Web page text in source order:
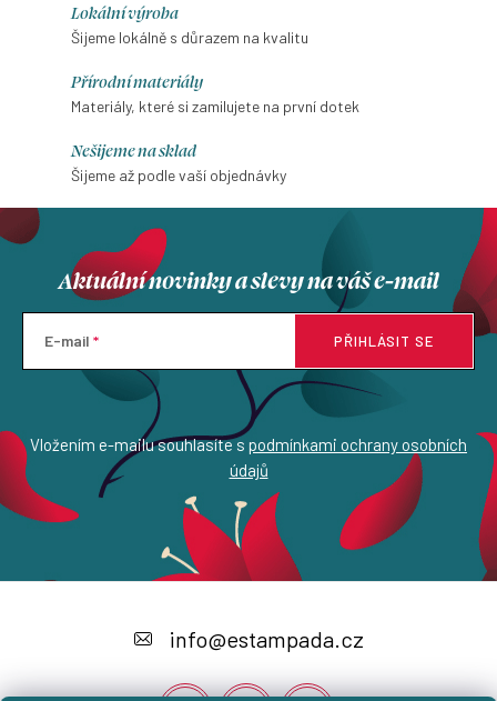
Lokální výroba
Šijeme lokálně s důrazem na kvalitu
Přírodní materiály
Materiály, které si zamilujete na první dotek
Nešijeme na sklad
Šijeme až podle vaší objednávky
Aktuální novinky a slevy na váš e-mail
E-mail
Vložením e-mailu souhlasíte s podmínkami ochrany osobních
údajů
PŘIHLÁSIT SE
info@estampada.cz